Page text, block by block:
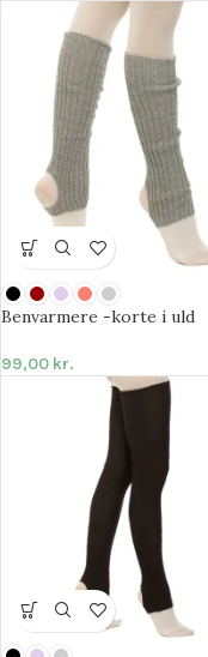
Benvarmere -korte i uld
99,00 kr.